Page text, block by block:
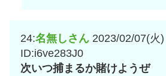
24:名無しさん 2023/02/07(火
ID:i6ve283J0
次いつ捕まるか賭けようぜ